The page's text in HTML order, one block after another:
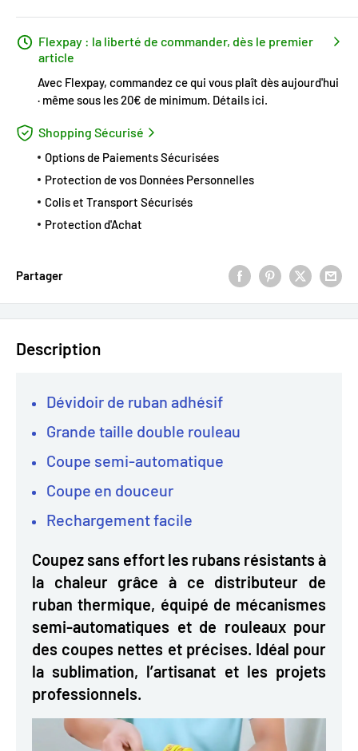
Flexpay : la liberté de commander, dès le premier
article
Avec Flexpay, commandez ce qui vous plaît dès aujourd'hui
· même sous les 20€ de minimum. Détails ici.
Shopping Sécurisé
Options de Paiements Sécurisées
Protection de vos Données Personnelles
Colis et Transport Sécurisés
Protection d'Achat
Partager
Description
Dévidoir de ruban adhésif
Grande taille double rouleau
Coupe semi-automatique
Coupe en douceur
Rechargement facile
Coupez sans effort les rubans résistants à
la chaleur grâce à ce distributeur de
ruban thermique, équipé de mécanismes
semi-automatiques et de rouleaux pour
des coupes nettes et précises. Idéal pour
la sublimation, l’artisanat et les projets
professionnels.